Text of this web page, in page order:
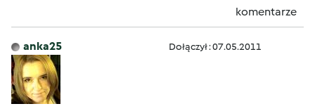
komentarze
anka25 Dołączył : 07.05.2011